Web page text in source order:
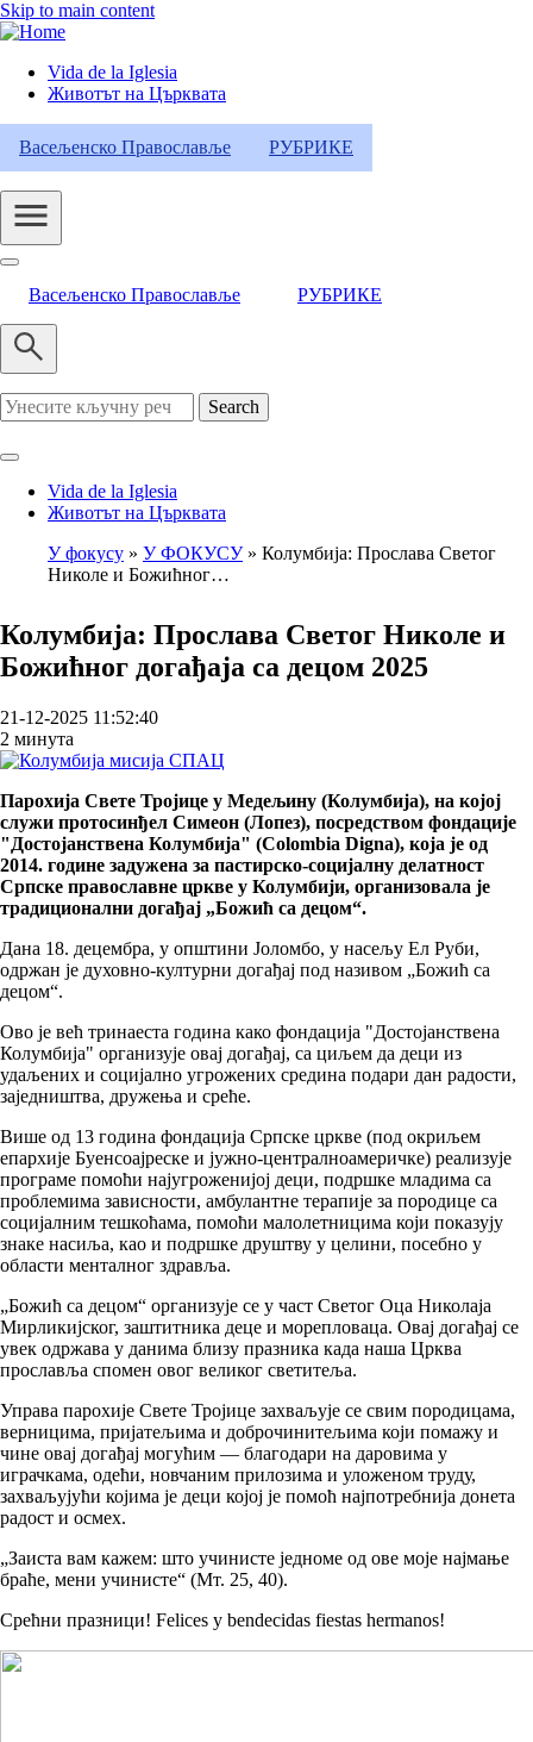
Skip to main content
Header
Category
Menu
Vida de la Iglesia
Животът на Църквата
Васељенско Православље РУБРИКЕ
Васељенско Православље РУБРИКЕ
Search
Vida de la Iglesia
Животът на Църквата
Breadcrumb
У фокусу У ФОКУСУ
Колумбија: Прослава Светог
Николе и Божићног…
Колумбија: Прослава Светог Николе и
Божићног догађаја са децом 2025
21-12-2025 11:52:40
2 минута
Парохија Свете Тројице у Медељину (Колумбија), на којој
служи протосинђел Симеон (Лопез), посредством фондације
"Достојанствена Колумбија" (Colombia Digna), која је од
2014. године задужена за пастирско-социјалну делатност
Српске православне цркве у Колумбији, организовала је
традиционални догађај „Божић са децом“.
Дана 18. децембра, у општини Јоломбо, у насељу Ел Руби,
одржан је духовно-културни догађај под називом „Божић са
децом“.
Ово је већ тринаеста година како фондација "Достојанствена
Колумбија" организује овај догађај, са циљем да деци из
удаљених и социјално угрожених средина подари дан радости,
заједништва, дружења и среће.
Више од 13 година фондација Српске цркве (под окриљем
епархије Буенсоајреске и јужно-централноамеричке) реализује
програме помоћи најугроженијој деци, подршке младима са
проблемима зависности, амбулантне терапије за породице са
социјалним тешкоћама, помоћи малолетницима који показују
знаке насиља, као и подршке друштву у целини, посебно у
области менталног здравља.
„Божић са децом“ организује се у част Светог Оца Николаја
Мирликијског, заштитника деце и морепловаца. Овај догађај се
увек одржава у данима близу празника када наша Црква
прославља спомен овог великог светитеља.
Управа парохије Свете Тројице захваљује се свим породицама,
верницима, пријатељима и доброчинитељима који помажу и
чине овај догађај могућим — благодари на даровима у
играчкама, одећи, новчаним прилозима и уложеном труду,
захваљујући којима је деци којој је помоћ најпотребнија донета
радост и осмех.
„Заиста вам кажем: што учинисте једноме од ове моје најмање
браће, мени учинисте“ (Мт. 25, 40).
Срећни празници! Felices y bendecidas fiestas hermanos!